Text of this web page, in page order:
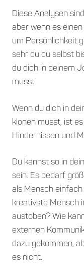
Diese Analysen
aber wenn es
um Persönlichkeit
sehr du du selbst
du dich in deinem
musst.
Wenn du dich in
klonen musst, ist
Hindernissen und
Du kannst so in
sein. Es bedarf
als Mensch
kreativste Mensch
austoben? Wie
externen
dazu gekommen,
es nicht.